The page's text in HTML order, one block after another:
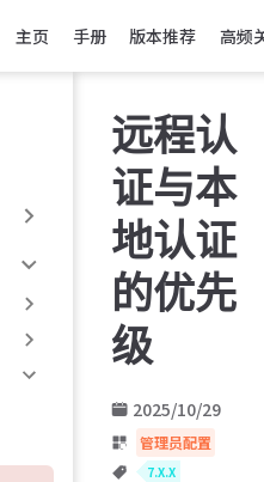
主页 手册 版本推荐 高频
远程认
证与本
地认证
的优先
级
2025/10/29
管理员配置
7.X.X